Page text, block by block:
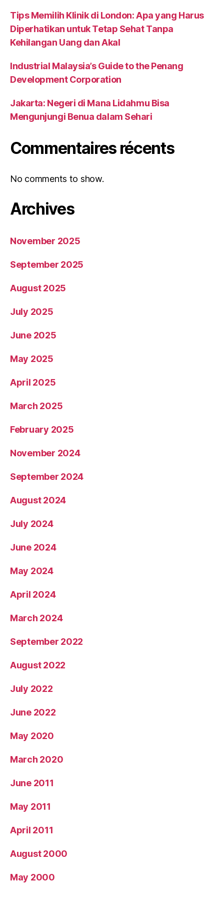
Tips Memilih Klinik di London: Apa yang Harus
Diperhatikan untuk Tetap Sehat Tanpa
Kehilangan Uang dan Akal
Industrial Malaysia’s Guide to the Penang
Development Corporation
Jakarta: Negeri di Mana Lidahmu Bisa
Mengunjungi Benua dalam Sehari
Commentaires récents
No comments to show.
Archives
November 2025
September 2025
August 2025
July 2025
June 2025
May 2025
April 2025
March 2025
February 2025
November 2024
September 2024
August 2024
July 2024
June 2024
May 2024
April 2024
March 2024
September 2022
August 2022
July 2022
June 2022
May 2020
March 2020
June 2011
May 2011
April 2011
August 2000
May 2000